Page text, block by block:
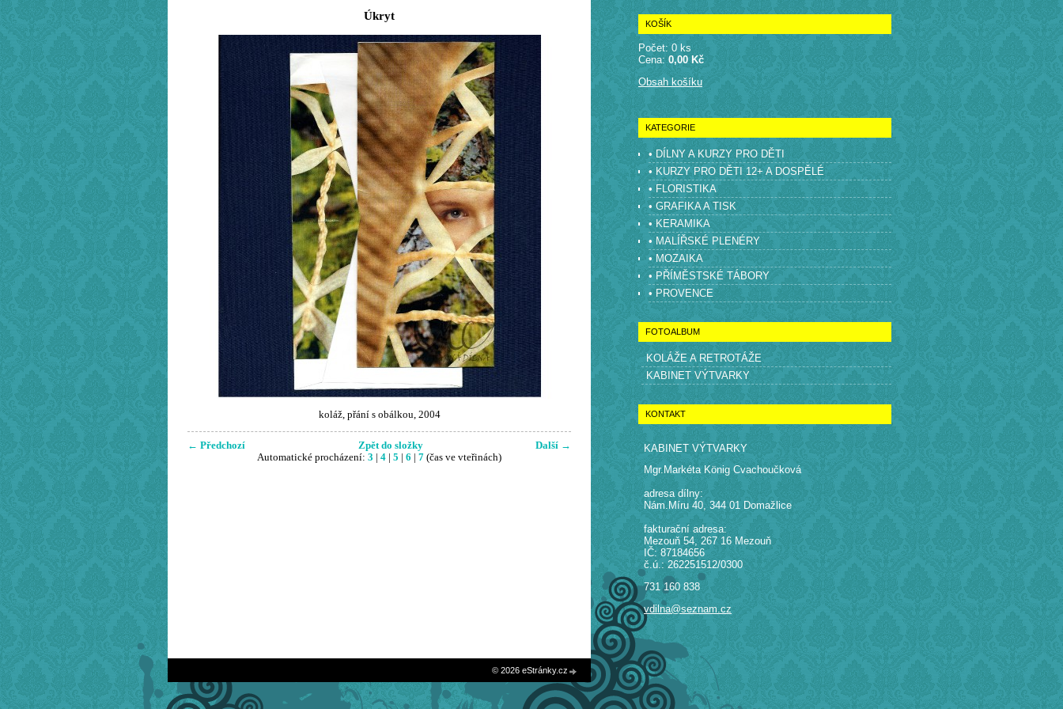
Úkryt
koláž, přání s obálkou, 2004
← Předchozí Další →
Zpět do složky
Automatické procházení: 3 | 4 | 5 | 6 | 7 (čas ve vteřinách)
KOŠÍK
Počet: 0 ks
Cena:0,00 Kč
Obsah košíku
KATEGORIE
• DÍLNY A KURZY PRO DĚTI
• KURZY PRO DĚTI 12+ A DOSPĚLÉ
• FLORISTIKA
• GRAFIKA A TISK
• KERAMIKA
• MALÍŘSKÉ PLENÉRY
• MOZAIKA
• PŘÍMĚSTSKÉ TÁBORY
• PROVENCE
FOTOALBUM
KOLÁŽE A RETROTÁŽE
KABINET VÝTVARKY
KONTAKT
KABINET VÝTVARKY
Mgr.Markéta König Cvachoučková
adresa dílny:
Nám.Míru 40, 344 01 Domažlice
fakturační adresa:
Mezouň 54, 267 16 Mezouň
IČ: 87184656
č.ú.: 262251512/0300
731 160 838
vdilna@seznam.cz
© 2026 eStránky.cz